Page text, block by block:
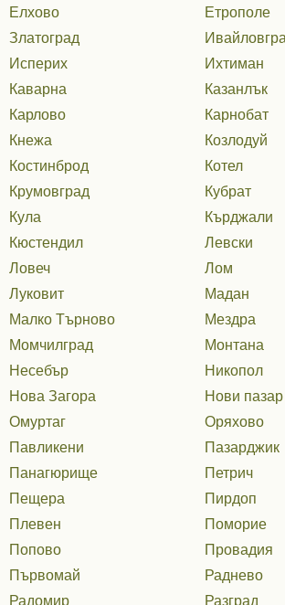
Елхово
Етрополе
Златоград
Исперих
Ихтиман
Каварна
Казанлък
Карлово
Карнобат
Кнежа
Козлодуй
Костинброд
Котел
Крумовград
Кубрат
Кула
Кърджали
Кюстендил
Левски
Ловеч
Лом
Луковит
Мадан
Малко Търново
Мездра
Момчилград
Монтана
Несебър
Никопол
Нова Загора
Нови пазар
Омуртаг
Оряхово
Павликени
Пазарджик
Панагюрище
Петрич
Пещера
Пирдоп
Плевен
Поморие
Попово
Провадия
Първомай
Раднево
Радомир
Разград